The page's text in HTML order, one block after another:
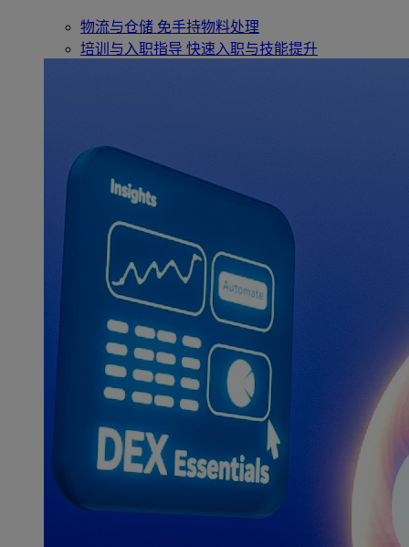
物流与仓储 免手持物料处理
培训与入职指导 快速入职与技能提升